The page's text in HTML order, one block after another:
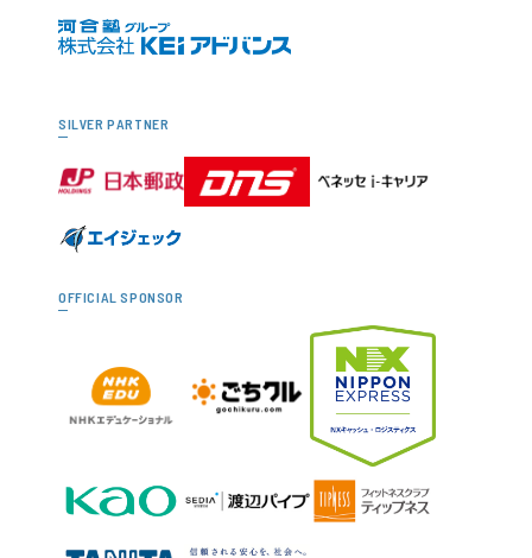
SILVER PARTNER
OFFICIAL SPONSOR